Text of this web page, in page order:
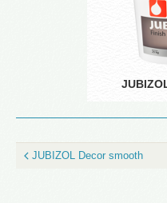
JUBIZOL Decor smooth